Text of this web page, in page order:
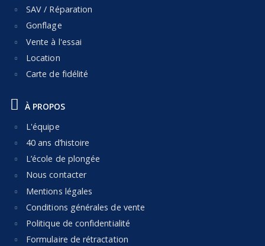
SAV / Réparation
Gonflage
Vente à l'essai
Location
Carte de fidélité
À PROPOS
L'équipe
40 ans d’histoire
L’école de plongée
Nous contacter
Mentions légales
Conditions générales de vente
Politique de confidentialité
Formulaire de rétractation